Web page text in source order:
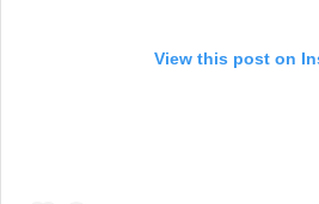
View this post on